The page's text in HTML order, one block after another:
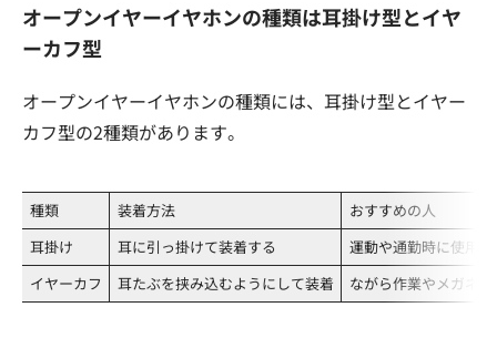
オープンイヤーイヤホンの種類は耳掛け型とイヤ
ーカフ型
オープンイヤーイヤホンの種類には、耳掛け型とイヤー
カフ型の2種類があります。
種類 装着方法
おすすめの人
耳掛け
耳に引っ掛けて装着する
運動や通勤時に使用
イヤーカフ
耳たぶを挟み込むようにして装着 ながら作業やメガネ